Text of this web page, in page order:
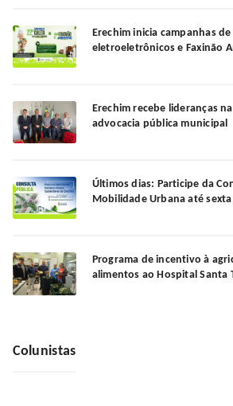
Erechim inicia campanhas
eletroeletrônicos e Faxinão
Erechim recebe lideranças
advocacia pública municipal
Últimos dias: Participe da
Mobilidade Urbana até sexta
Programa de incentivo à
alimentos ao Hospital Santa
Colunistas